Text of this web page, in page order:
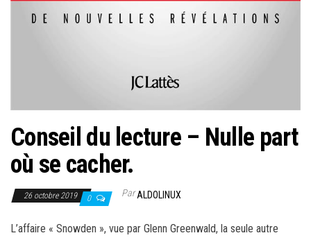
Conseil du lecture – Nulle part
où se cacher.
26 octobre 2019 0 ParALDOLINUX
L’affaire « Snowden », vue par Glenn Greenwald, la seule autre